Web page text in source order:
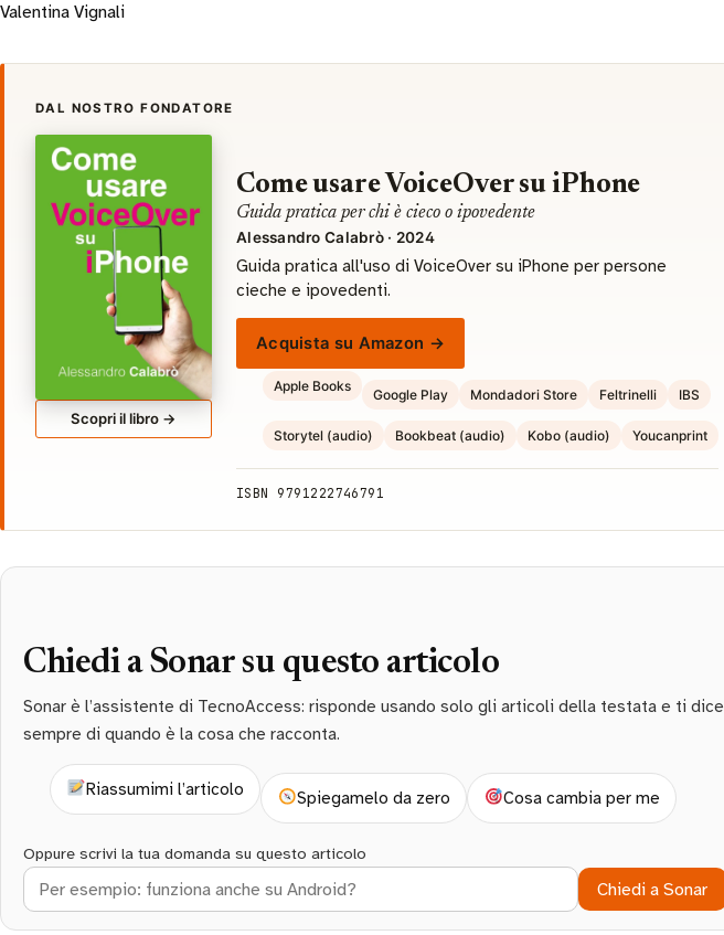
Valentina Vignali
DAL NOSTRO FONDATORE
Scopri il libro →
Come usare VoiceOver su iPhone
Guida pratica per chi è cieco o ipovedente
Alessandro Calabrò · 2024
Guida pratica all'uso di VoiceOver su iPhone per persone
cieche e ipovedenti.
Acquista su Amazon →
Apple Books
Google Play Mondadori Store Feltrinelli IBS
Storytel (audio) Bookbeat (audio) Kobo (audio) Youcanprint
ISBN 9791222746791
Chiedi a Sonar su questo articolo
Sonar è l’assistente di TecnoAccess: risponde usando solo gli articoli della testata e ti dice
sempre di quando è la cosa che racconta.
Riassumimi l’articolo Spiegamelo da zero Cosa cambia per me
Oppure scrivi la tua domanda su questo articolo
Chiedi a Sonar